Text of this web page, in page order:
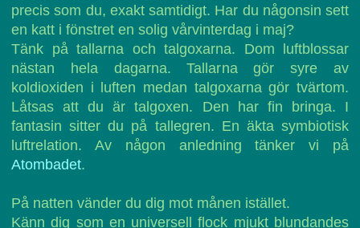
precis som du, exakt samtidigt. Har du någonsin sett
en katt i fönstret en solig vårvinterdag i maj?
Tänk på tallarna och talgoxarna. Dom luftblossar
nästan hela dagarna. Tallarna gör syre av
koldioxiden i luften medan talgoxarna gör tvärtom.
Låtsas att du är talgoxen. Den har fin bringa. I
fantasin sitter du på tallegren. En äkta symbiotisk
luftrelation. Av någon anledning tänker vi på
Atombadet.
På natten vänder du dig mot månen istället.
Känn dig som en universell flock mjukt blundandes